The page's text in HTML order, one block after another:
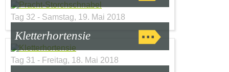
Tag 32 - Samstag, 19. Mai 2018
Kletterhortensie
Tag 31 - Freitag, 18. Mai 2018